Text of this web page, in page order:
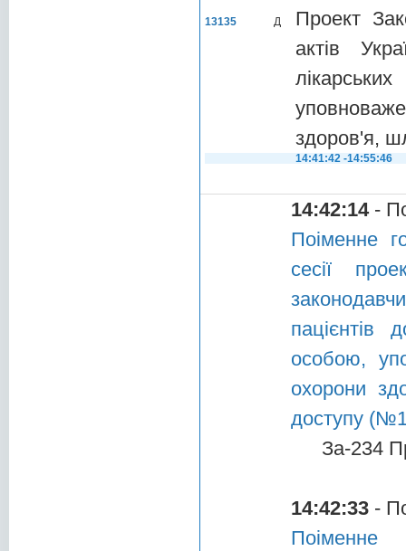
13135 Д
Проект
актів
здоров'я,
14:41:42 -14:55:46
14:42:14-
Поіменне
сесії
пацієнтів
особою,
охорони
доступу
За-234
14:42:33 -
Поіменне